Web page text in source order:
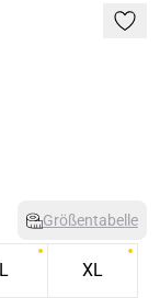
Größentabelle
L XL